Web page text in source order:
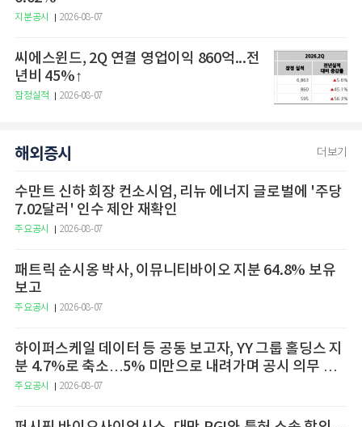
지분공시 2026-08-07
씨에스윈드, 2Q 연결 영업이익 860억...전
년비 45%↑
잠정실적 2026-08-07
해외증시 더보기
수만트 신하 회장 컨소시엄, 리뉴 에너지 글로벌에 '주당
7.02달러' 인수 제안 재확인
주요공시 2026-08-07
패트릭 순시옹 박사, 이뮤니티바이오 지분 64.8% 보유
보고
주요공시 2026-08-07
하이퍼스케일 데이터 등 공동 보고자, YY 그룹 홀딩스 지
분 4.7%로 축소…5% 미만으로 내려가며 공시 의무 종
료
주요공시 2026-08-07